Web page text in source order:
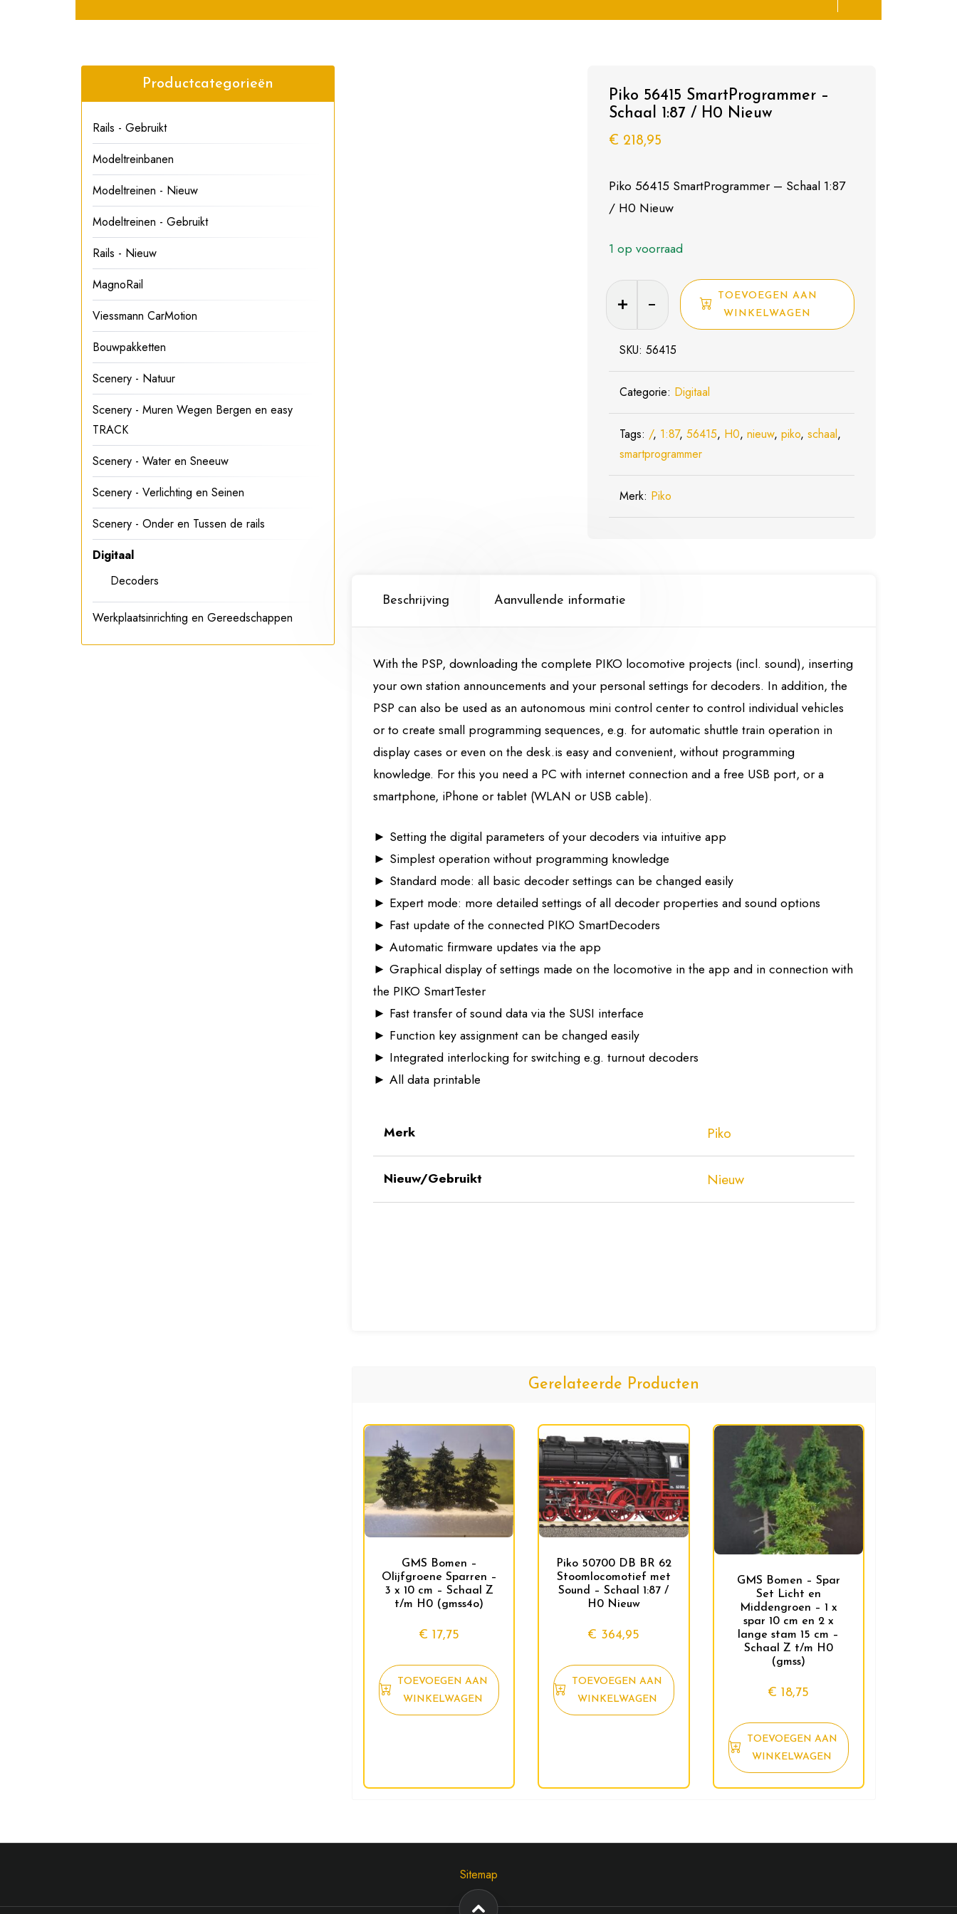
Piko 56415 SmartProgrammer –
Schaal 1:87 / H0 Nieuw
€ 218,95
Piko 56415 SmartProgrammer – Schaal 1:87
/ H0 Nieuw
1 op voorraad
Piko
56415
SmartProgrammer
Schaal
1:87
H0
Nieuw
TOEVOEGEN AAN
WINKELWAGEN
SKU:56415
Categorie: Digitaal
Tags: /, 1:87,56415, H0,nieuw,piko,schaal,
smartprogrammer
Merk: Piko
Beschrijving Aanvullende informatie
With the PSP, downloading the complete PIKO locomotive projects (incl. sound), inserting
your own station announcements and your personal settings for decoders. In addition, the
PSP can also be used as an autonomous mini control center to control individual vehicles
or to create small programming sequences, e.g. for automatic shuttle train operation in
display cases or even on the desk.is easy and convenient, without programming
knowledge. For this you need a PC with internet connection and a free USB port, or a
smartphone, iPhone or tablet (WLAN or USB cable).
► Setting the digital parameters of your decoders via intuitive app
► Simplest operation without programming knowledge
► Standard mode: all basic decoder settings can be changed easily
► Expert mode: more detailed settings of all decoder properties and sound options
► Fast update of the connected PIKO SmartDecoders
► Automatic firmware updates via the app
► Graphical display of settings made on the locomotive in the app and in connection with
the PIKO SmartTester
► Fast transfer of sound data via the SUSI interface
► Function key assignment can be changed easily
► Integrated interlocking for switching e.g. turnout decoders
► All data printable
Merk Piko
Nieuw/Gebruikt Nieuw
Gerelateerde Producten
GMS Bomen –
Olijfgroene Sparren –
3 x 10 cm – Schaal Z
t/m H0 (gmss4o)
€ 17,75
TOEVOEGEN AAN
WINKELWAGEN
Piko 50700 DB BR 62
Stoomlocomotief met
Sound – Schaal 1:87 /
H0 Nieuw
€ 364,95
TOEVOEGEN AAN
WINKELWAGEN
GMS Bomen – Spar
Set Licht en
Middengroen – 1 x
spar 10 cm en 2 x
lange stam 15 cm –
Schaal Z t/m H0
(gmss)
€ 18,75
TOEVOEGEN AAN
WINKELWAGEN
Productcategorieën
Rails - Gebruikt
Modeltreinbanen
Modeltreinen - Nieuw
Modeltreinen - Gebruikt
Rails - Nieuw
MagnoRail
Viessmann CarMotion
Bouwpakketten
Scenery - Natuur
Scenery - Muren Wegen Bergen en easy
TRACK
Scenery - Water en Sneeuw
Scenery - Verlichting en Seinen
Scenery - Onder en Tussen de rails
Digitaal
Decoders
Werkplaatsinrichting en Gereedschappen
Sitemap